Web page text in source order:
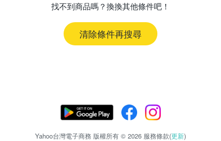
找不到商品嗎？換換其他條件吧！
清除條件再搜尋
Yahoo台灣電子商務 版權所有 © 2026 服務條款(更新)